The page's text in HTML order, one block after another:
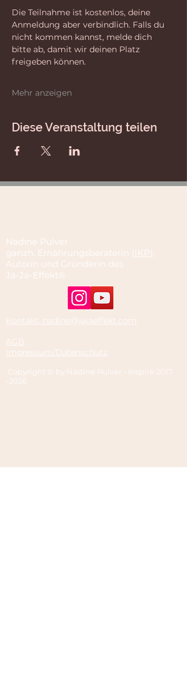
Die Teilnahme ist kostenlos, deine
Anmeldung aber verbindlich. Falls du
nicht kommen kannst, melde dich
bitte ab, damit wir deinen Platz
freigeben können.
Mehr anzeigen
Diese Veranstaltung teilen
Nadine Pulver
ganzh. Ernährungsberaterin ( IKP),
Autorin und Gründerin des
Ja-Ja-Effekt®
Kontakt: nadine@jajaeffekt.com
AGB
Impressum/Datenschutz
Copyright © by Nadine Pulver - Inspire
2017
-2026